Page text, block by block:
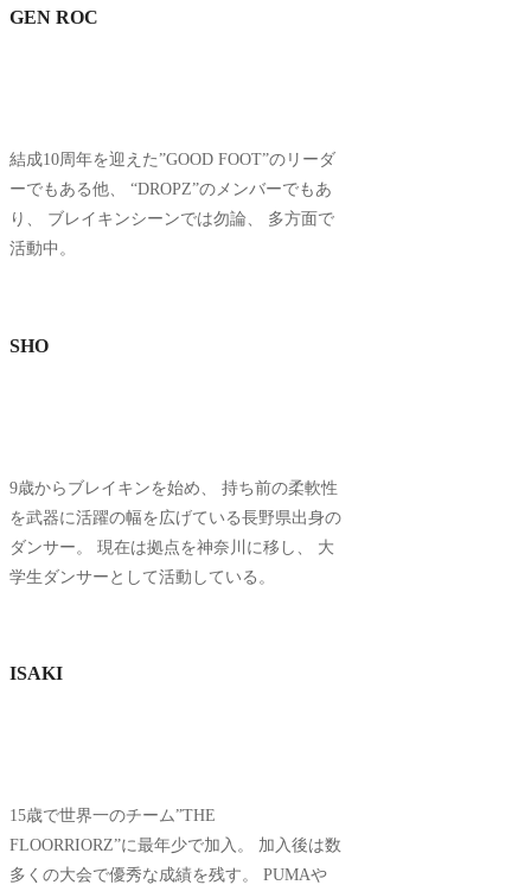
GEN ROC
結成10周年を迎えた”GOOD FOOT”のリーダ
ーでもある他、 “DROPZ”のメンバーでもあ
り、 ブレイキンシーンでは勿論、 多方面で
活動中。
SHO
9歳からブレイキンを始め、 持ち前の柔軟性
を武器に活躍の幅を広げている長野県出身の
ダンサー。 現在は拠点を神奈川に移し、 大
学生ダンサーとして活動している。
ISAKI
15歳で世界一のチーム”THE
FLOORRIORZ”に最年少で加入。 加入後は数
多くの大会で優秀な成績を残す。 PUMAや